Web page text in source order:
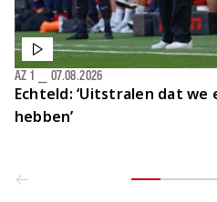
Echteld: ‘Uitstralen dat we
hebben’
AZ 1 07.08.2026